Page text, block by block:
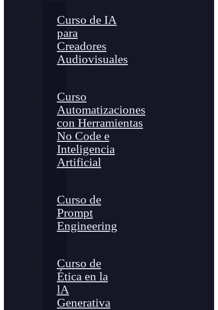
Curso de IA
para
Creadores
Audiovisuales
Curso
Automatizaciones
con Herramientas
No Code e
Inteligencia
Artificial
Curso de
Prompt
Engineering
Curso de
Ética en la
lA
Generativa